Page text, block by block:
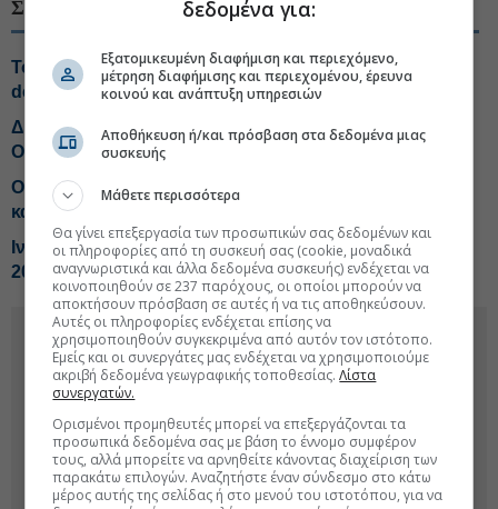
ΣΧΕΤΙΚΑ ΘΕΜΑΤΑ
Το σήμα από την 3η κίνηση της ΔΕΗ, έρχεται και νέο
deal
ΔΕΗ: Νέο deal για ΑΠΕ άνω των 2 GW σε Πολωνία και
Ουγγαρία
ΟΤΕ: Τα σχέδια για ανάπτυξη μέσω οπτικής ίνας, ICT
και τεχνητής νοημοσύνης
Ιντερνετ: Αλματώδης αύξηση σε ταχύτητες, αλλά με...
200.000 παράπονα
δεδομένα για:
Εξατομικευμένη διαφήμιση και περιεχόμενο,
μέτρηση διαφήμισης και περιεχομένου, έρευνα
κοινού και ανάπτυξη υπηρεσιών
Αποθήκευση ή/και πρόσβαση στα δεδομένα μιας
συσκευής
Μάθετε περισσότερα
Θα γίνει επεξεργασία των προσωπικών σας δεδομένων και
οι πληροφορίες από τη συσκευή σας (cookie, μοναδικά
αναγνωριστικά και άλλα δεδομένα συσκευής) ενδέχεται να
κοινοποιηθούν σε 237 παρόχους, οι οποίοι μπορούν να
αποκτήσουν πρόσβαση σε αυτές ή να τις αποθηκεύσουν.
Αυτές οι πληροφορίες ενδέχεται επίσης να
χρησιμοποιηθούν συγκεκριμένα από αυτόν τον ιστότοπο.
Εμείς και οι συνεργάτες μας ενδέχεται να χρησιμοποιούμε
ακριβή δεδομένα γεωγραφικής τοποθεσίας.Λίστα
συνεργατών.
Ορισμένοι προμηθευτές μπορεί να επεξεργάζονται τα
προσωπικά δεδομένα σας με βάση το έννομο συμφέρον
τους, αλλά μπορείτε να αρνηθείτε κάνοντας διαχείριση των
παρακάτω επιλογών. Αναζητήστε έναν σύνδεσμο στο κάτω
μέρος αυτής της σελίδας ή στο μενού του ιστοτόπου, για να